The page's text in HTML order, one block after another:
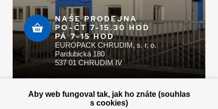
NAŠE PRODEJNA
PO-ČT 7-15.30 HOD
PÁ 7-15 HOD
EUROPACK CHRUDIM, s. r. o.
Pardubická 180
537 01 CHRUDIM IV
Zaplatit u nás můžete hotově i online
Aby web fungoval tak, jak ho znáte (souhlas
s cookies)